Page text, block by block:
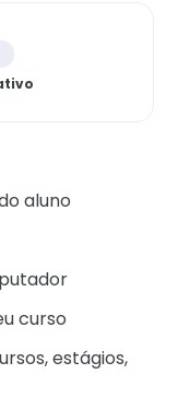
aluno
curso
estágios,